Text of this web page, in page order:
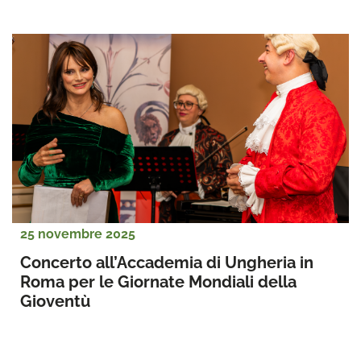
25 novembre 2025
Concerto all’Accademia di Ungheria in
Roma per le Giornate Mondiali della
Gioventù